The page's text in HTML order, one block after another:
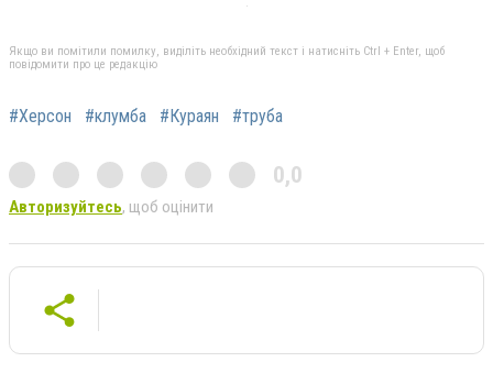
Якщо ви помітили помилку, виділіть необхідний текст і натисніть Ctrl + Enter, щоб
повідомити про це редакцію
#Херсон #клумба #Кураян #труба
0,0
Авторизуйтесь, щоб оцінити